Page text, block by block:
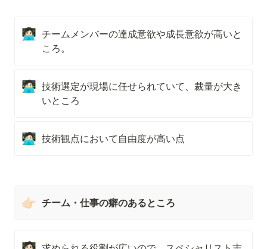
👩🏻‍💻 チームメンバーの達成意欲や成長意欲が高いと
ころ。
🧑🏻‍💻 技術選定が現場に任せられていて、裁量が大き
いところ
🧑🏻‍💻 技術観点において自由度が高い点
👉🏻 チーム・仕事の癖のあるところ